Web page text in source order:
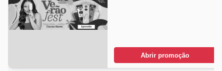
Abrir promoção